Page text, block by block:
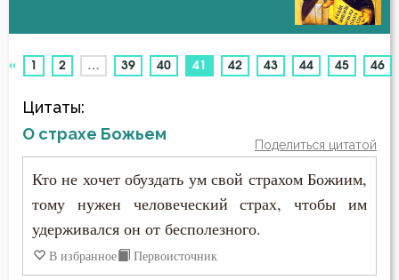
Безмолвие
Бесстрастие
Бесы
Авва Феона
Авва Филимон
Аврелий Августин
Амвросий Оптинский (Гренков)
Амфилохий Иконийский
Анастасий Антиохийский
« 1 2 … 39 40 41 (current)
42 43 44 45 46
Цитаты:
О страхе Божьем
Поделиться цитатой
Кто не хочет обуздать ум свой страхом Божиим,
тому нужен человеческий страх, чтобы им
удерживался он от бесполезного.
В избранное Первоисточник